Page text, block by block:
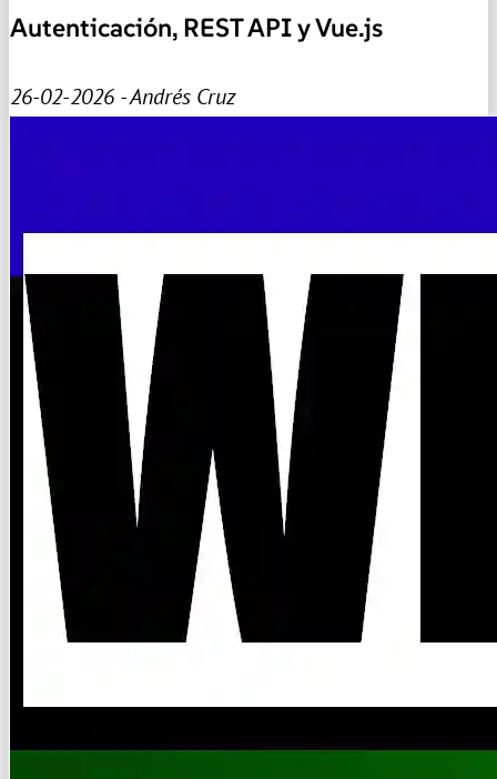
Autenticación, REST API y Vue.js
26-02-2026 - Andrés Cruz